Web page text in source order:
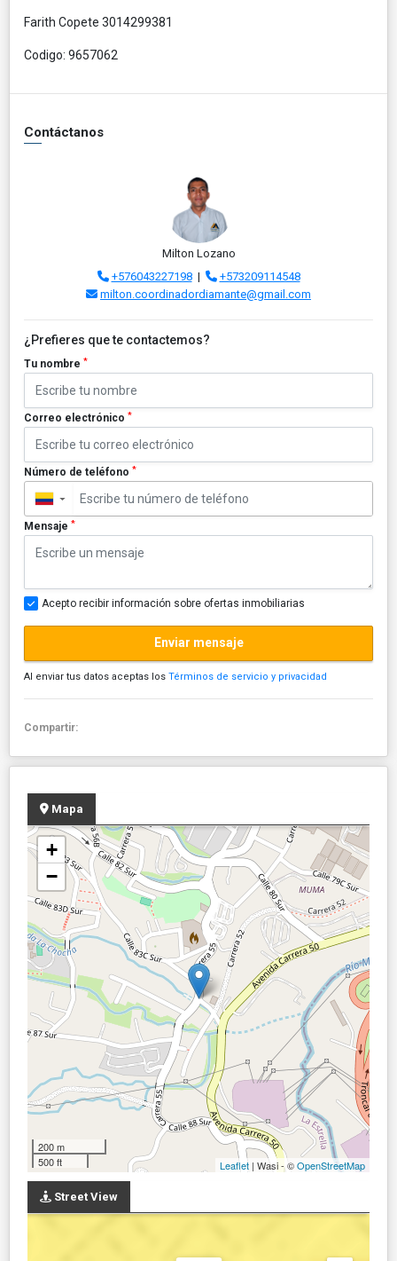
Farith Copete 3014299381
Codigo: 9657062
Contáctanos
Milton Lozano
+576043227198|
+573209114548
milton.coordinadordiamante@gmail.com
¿Prefieres que te contactemos?
Tu nombre *
Correo electrónico *
Número de teléfono *
▼
Mensaje *
Acepto recibir información sobre ofertas inmobiliarias
Enviar mensaje
Al enviar tus datos aceptas los Términos de servicio y privacidad
Compartir:
Mapa
+
−
200 m
500 ft
Leaflet | Wasi - ©OpenStreetMap
Street View